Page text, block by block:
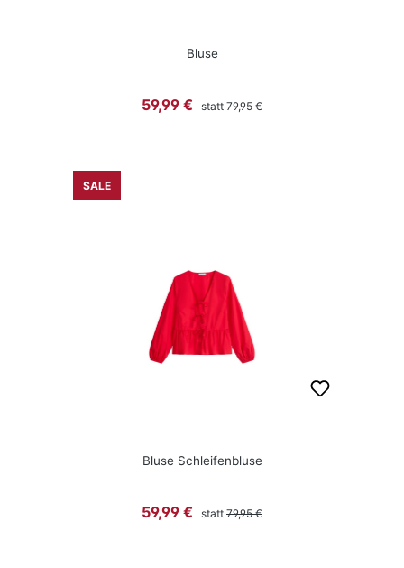
Bluse
Verkaufspreis:
59,99 € statt Regulärer Preis:
79,95 €
SALE
Bluse Schleifenbluse
Verkaufspreis:
59,99 € statt Regulärer Preis:
79,95 €